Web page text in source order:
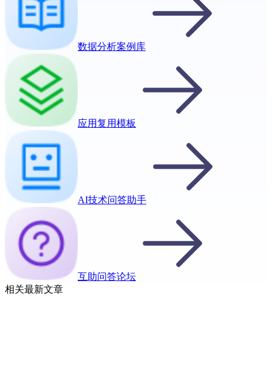
数据分析案例库
应用复用模板
AI技术问答助手
互助问答论坛
相关最新文章